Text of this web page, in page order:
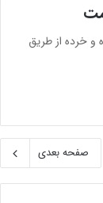
خرده از طریق
صفحه بعدی